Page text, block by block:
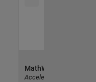
MathWorks
Accelerating